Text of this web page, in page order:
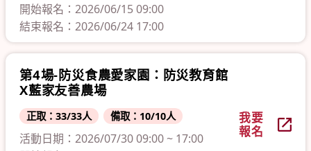
開始報名：2026/06/15 09:00
結束報名：2026/06/24 17:00
第4場-防災食農愛家園：防災教育館
X藍家友善農場
正取：33/33人 備取：10/10人
活動日期：2026/07/30 09:00 ~ 17:00
我要
報名